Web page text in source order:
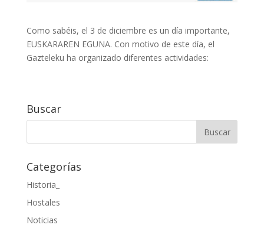
Como sabéis, el 3 de diciembre es un día importante,
EUSKARAREN EGUNA. Con motivo de este día, el
Gazteleku ha organizado diferentes actividades:
Buscar
Categorías
Historia_
Hostales
Noticias